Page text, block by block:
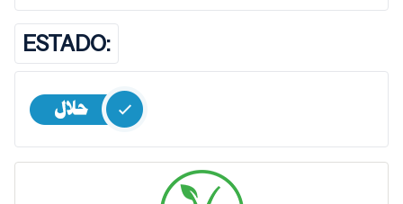
ESTADO: